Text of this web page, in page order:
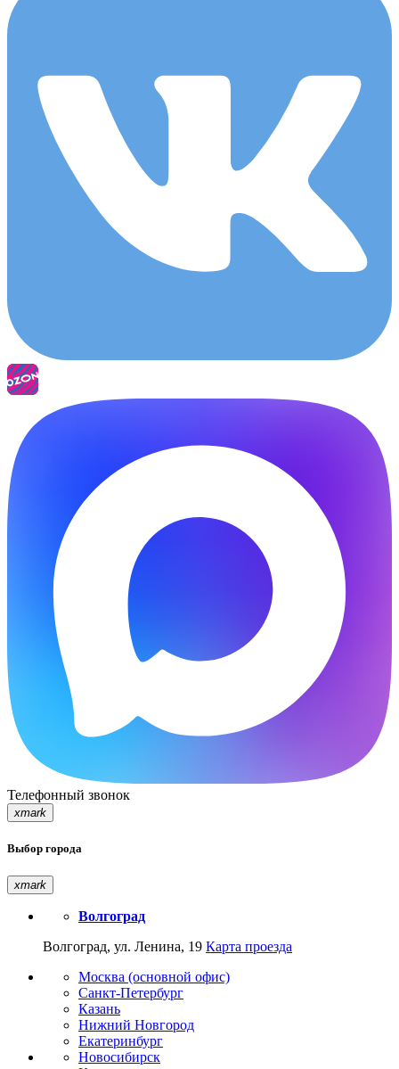
Телефонный звонок
xmark
Выбор города
xmark
Волгоград
Волгоград, ул. Ленина, 19 Карта проезда
Москва (основной офис)
Санкт-Петербург
Казань
Нижний Новгород
Екатеринбург
Новосибирск